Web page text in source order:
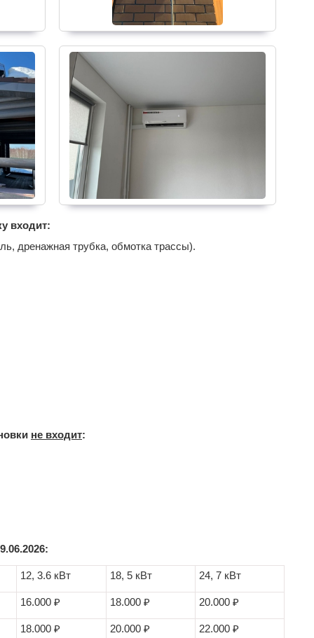
входит:
дренажная трубка, обмотка трассы).
не входит:
12, 3.6 кВт 18, 5 кВт 24, 7 кВт
16.000 ₽ 18.000 ₽ 20.000 ₽
18.000 ₽ 20.000 ₽ 22.000 ₽